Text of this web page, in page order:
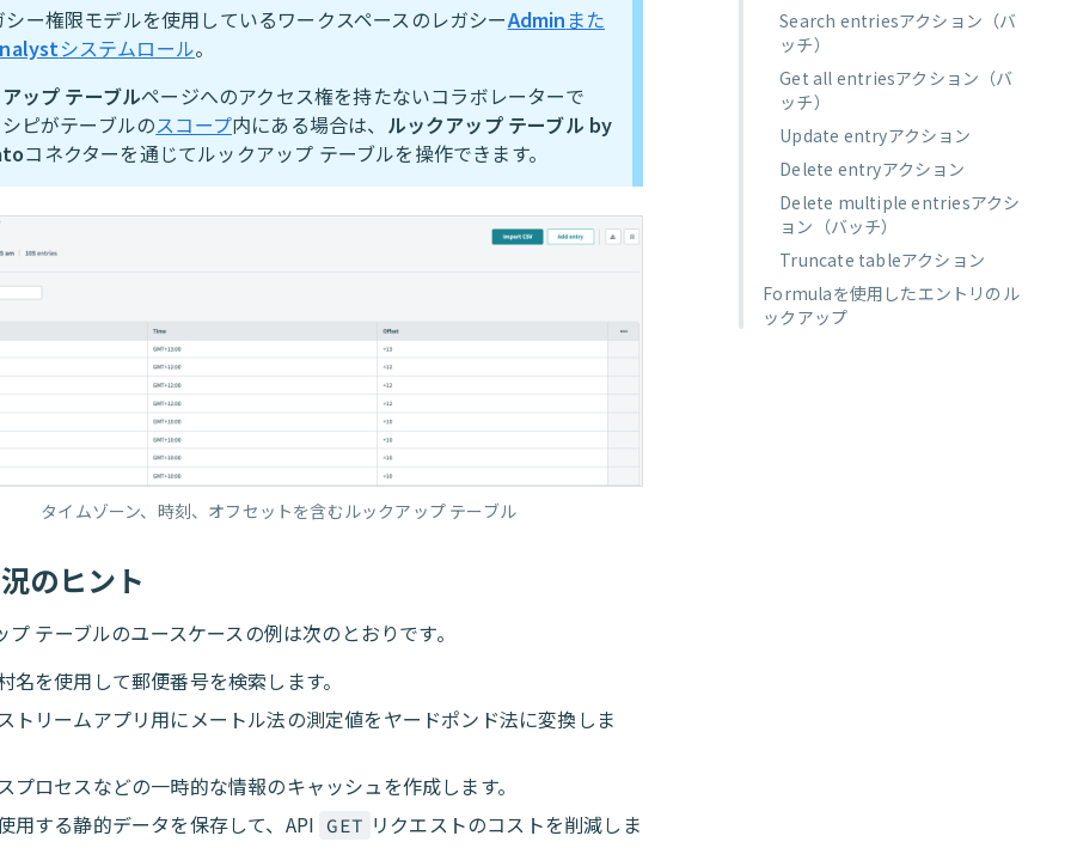
シー権限モデルを使用しているワークスペースのレガシーAdmin また
システムロール。
ップ テーブルページへのアクセス権を持たないコラボレーターで
ピがテーブルのスコープ内にある場合は、 ルックアップ テーブル by
コネクターを通じてルックアップ テーブルを操作できます。
タイムゾーン、時刻、オフセットを含むルックアップ テーブル
のヒント
プ テーブルのユースケースの例は次のとおりです。
名を使用して郵便番号を検索します。
トリームアプリ用にメートル法の測定値をヤードポンド法に変換しま
プロセスなどの一時的な情報のキャッシュを作成します。
用する静的データを保存して、API GET リクエストのコストを削減しま
Search entriesアクション（バ
ッチ）
Get all entriesアクション（バ
ッチ）
Update entryアクション
Delete entryアクション
Delete multiple entriesアクシ
ョン（バッチ）
Truncate tableアクション
Formulaを使用したエントリのル
ックアップ